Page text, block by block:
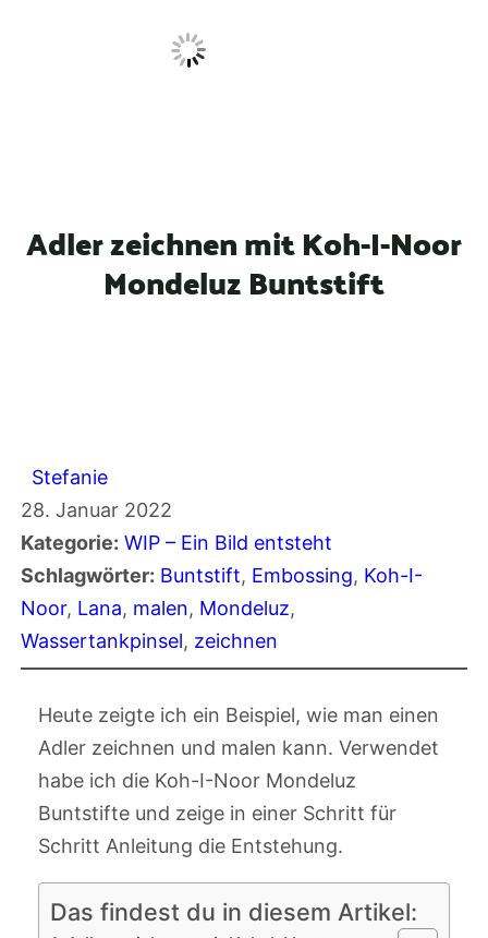
Adler zeichnen mit Koh-I-Noor
Mondeluz Buntstift
Stefanie
28. Januar 2022
Kategorie: WIP – Ein Bild entsteht
Schlagwörter: Buntstift, Embossing, Koh-I-
Noor, Lana, malen, Mondeluz
Wassertankpinsel, zeichnen
Heute zeigte ich ein Beispiel, wie man einen
Adler zeichnen und malen kann. Verwendet
habe ich die Koh-I-Noor Mondeluz
Buntstifte und zeige in einer Schritt für
Schritt Anleitung die Entstehung.
Das findest du in diesem Artikel: